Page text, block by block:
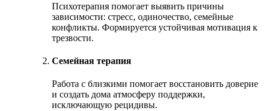
Психотерапия помогает выявить причины
зависимости: стресс, одиночество, семейные
конфликты. Формируется устойчивая мотивация к
трезвости.
Семейная терапия
Работа с близкими помогает восстановить доверие
и создать дома атмосферу поддержки,
исключающую рецидивы.